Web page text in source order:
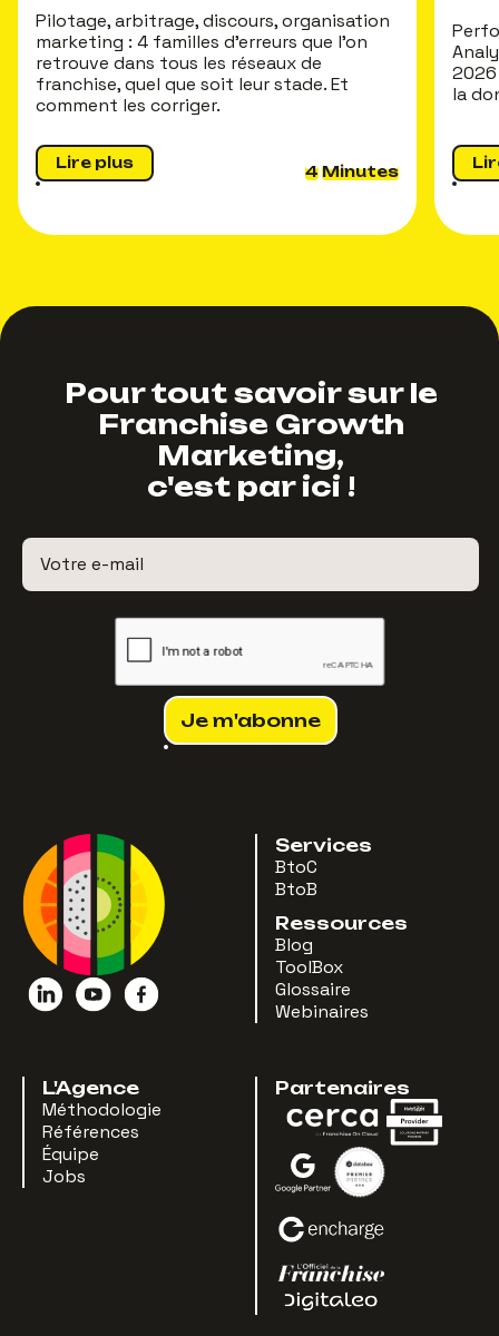
Pilotage, arbitrage, discours, organisation
marketing : 4 familles d'erreurs que l'on
retrouve dans tous les réseaux de
franchise, quel que soit leur stade. Et
comment les corriger.
Lire plus 4 Minutes
2026
la
Pour tout savoir sur le
Franchise Growth
Marketing,
c'est par ici !
Services
BtoC
BtoB
Ressources
Blog
ToolBox
Glossaire
Webinaires
L'Agence
Méthodologie
Références
Équipe
Jobs
Partenaires